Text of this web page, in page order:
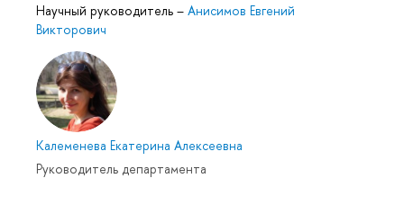
Научный руководитель – Анисимов Евгений
Викторович
Калеменева Екатерина Алексеевна
Руководитель департамента